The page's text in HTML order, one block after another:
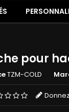
pour
TZM-COLD